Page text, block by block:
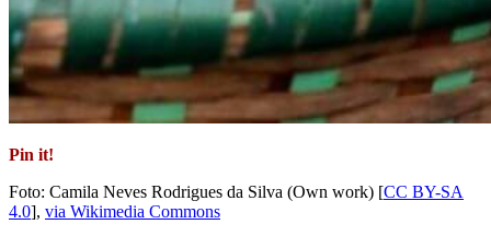
Pin it!
Foto: Camila Neves Rodrigues da Silva (Own work) [CC BY-SA
4.0], via Wikimedia Commons